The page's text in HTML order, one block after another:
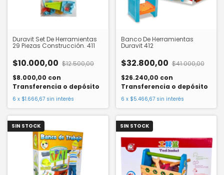
Duravit Set De Herramientas
29 Piezas Construcción. 411
$10.000,00 $12.500,00
$8.000,00 con
Transferencia o depósito
6 x $1.666,67 sin interés
Banco De Herramientas
Duravit 412
$32.800,00 $41.000,00
$26.240,00 con
Transferencia o depósito
6 x $5.466,67 sin interés
SIN STOCK SIN STOCK